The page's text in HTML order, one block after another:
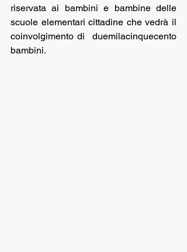
riservata ai bambini e bambine delle
scuole elementari cittadine che vedrà il
coinvolgimento di  duemilacinquecento
bambini.